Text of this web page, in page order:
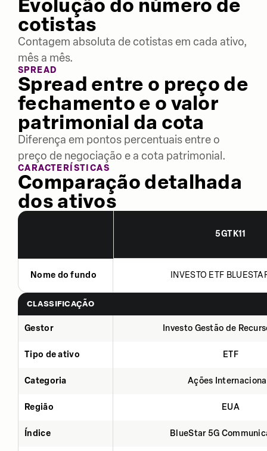
Evolução do número de
cotistas
Contagem absoluta de cotistas em cada ativo,
mês a mês.
SPREAD
Spread entre o preço de
fechamento e o valor
patrimonial da cota
Diferença em pontos percentuais entre o
preço de negociação e a cota patrimonial.
CARACTERÍSTICAS
Comparação detalhada
dos ativos
5GTK11
Nome do fundo INVESTO ETF
CLASSIFICAÇÃO
Gestor Investo Gestão de
Tipo de ativo ETF
Categoria Ações
Região EUA
Índice BlueStar 5G